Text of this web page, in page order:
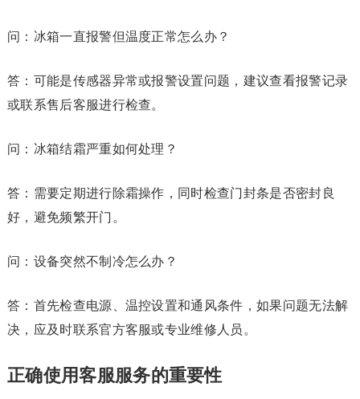
问：冰箱一直报警但温度正常怎么办？
答：可能是传感器异常或报警设置问题，建议查看报警记录
或联系售后客服进行检查。
问：冰箱结霜严重如何处理？
答：需要定期进行除霜操作，同时检查门封条是否密封良
好，避免频繁开门。
问：设备突然不制冷怎么办？
答：首先检查电源、温控设置和通风条件，如果问题无法解
决，应及时联系官方客服或专业维修人员。
正确使用客服服务的重要性